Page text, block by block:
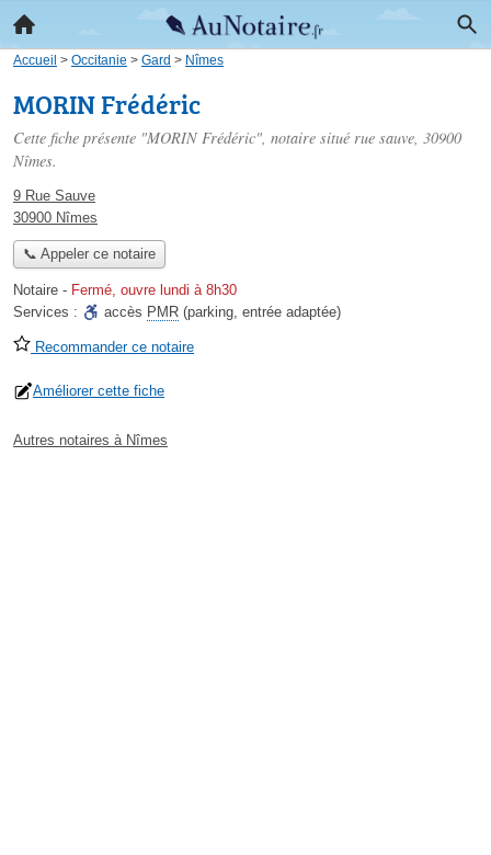
Accueil > Occitanie > Gard > Nîmes
MORIN Frédéric
Cette fiche présente "MORIN Frédéric", notaire situé rue sauve, 30900
Nîmes.
9 Rue Sauve
30900 Nîmes
📞 Appeler ce notaire
Notaire - Fermé, ouvre lundi à 8h30
Services :
accès PMR (parking, entrée adaptée)
Recommander ce notaire
Améliorer cette fiche
Autres notaires à Nîmes